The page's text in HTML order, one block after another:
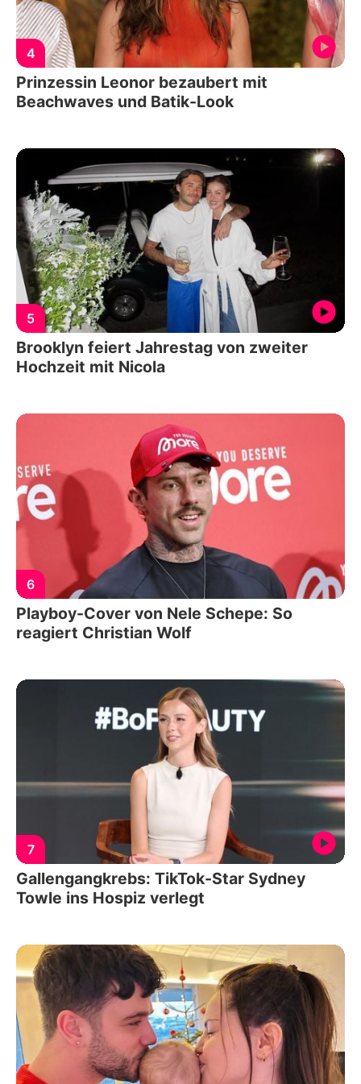
4
Prinzessin Leonor bezaubert mit
Beachwaves und Batik-Look
5
Brooklyn feiert Jahrestag von zweiter
Hochzeit mit Nicola
6
Playboy-Cover von Nele Schepe: So
reagiert Christian Wolf
7
Gallengangkrebs: TikTok-Star Sydney
Towle ins Hospiz verlegt